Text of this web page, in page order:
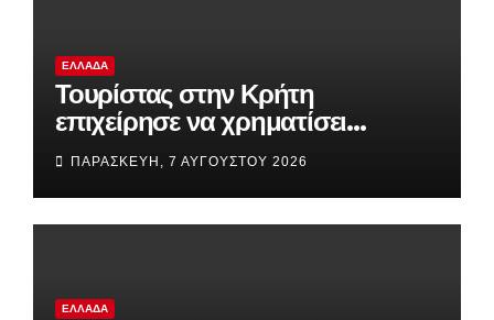
ΕΛΛΆΔΑ
Τουρίστας στην Κρήτη
επιχείρησε να χρηματίσει
υπάλληλο για να του επιτρέψει
να ασελγήσει σε ανήλικη
ΠΑΡΑΣΚΕΥΉ, 7 ΑΥΓΟΎΣΤΟΥ 2026
ΕΛΛΆΔΑ